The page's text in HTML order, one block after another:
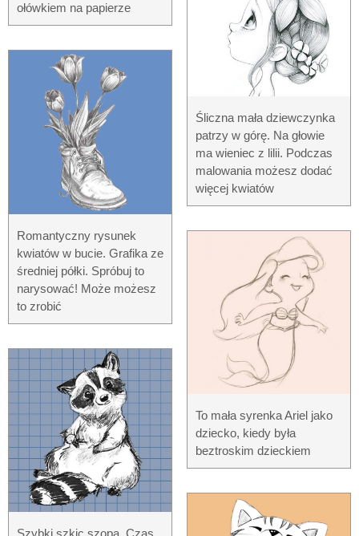
ołówkiem na papierze
Romantyczny rysunek
kwiatów w bucie. Grafika ze
średniej półki. Spróbuj to
narysować! Może możesz
to zrobić
Śliczna mała dziewczynka
patrzy w górę. Na głowie
ma wieniec z lilii. Podczas
malowania możesz dodać
więcej kwiatów
To mała syrenka Ariel jako
dziecko, kiedy była
beztroskim dzieckiem